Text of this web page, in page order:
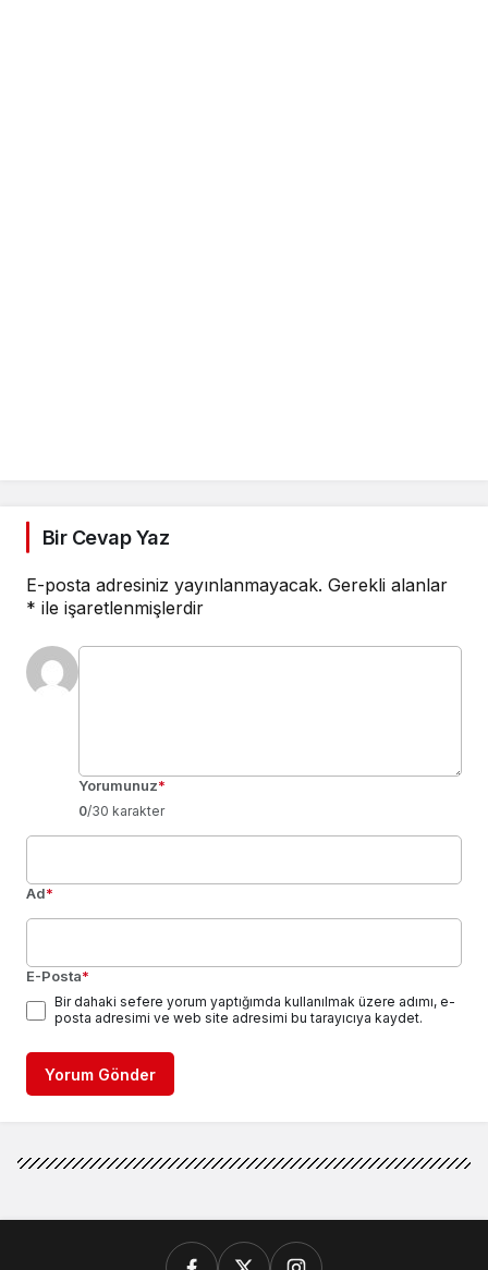
Bir Cevap Yaz
E-posta adresiniz yayınlanmayacak. Gerekli alanlar
* ile işaretlenmişlerdir
Yorumunuz*
0/30 karakter
Ad*
E-Posta*
Bir dahaki sefere yorum yaptığımda kullanılmak üzere adımı, e-
posta adresimi ve web site adresimi bu tarayıcıya kaydet.
Yorum Gönder